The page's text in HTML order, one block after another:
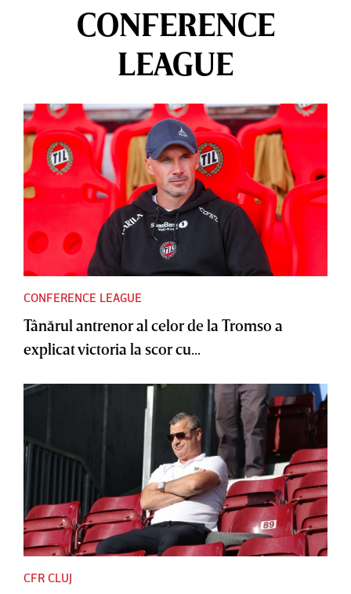
CONFERENCE
LEAGUE
CONFERENCE LEAGUE
Tânărul antrenor al celor de la Tromso a
explicat victoria la scor cu...
CFR CLUJ